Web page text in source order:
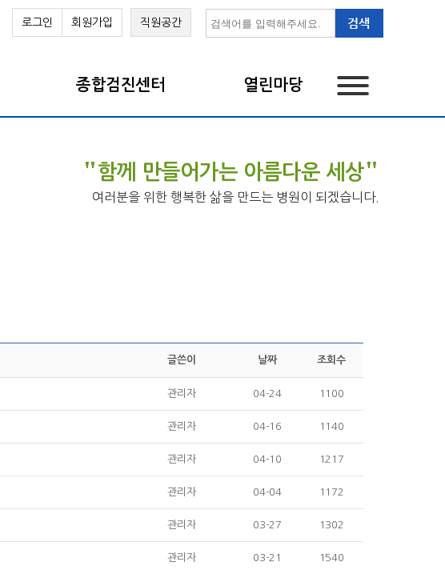
로그인 회원가입 직원공간
종합검진센터 열린마당
"함께 만들어가는 아름다운 세상"
여러분을 위한 행복한 삶을 만드는 병원이 되겠습니다.
글쓴이 날짜 조회수
관리자 04-24 1100
관리자 04-16 1140
관리자 04-10 1217
관리자 04-04 1172
관리자 03-27 1302
관리자 03-21 1540